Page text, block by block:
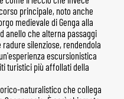
principale, noto anche
medievale di Genga alla
anello che alterna passaggi
silenziose, rendendola
escursionistica
turistici più affollati della
naturalistico che collega